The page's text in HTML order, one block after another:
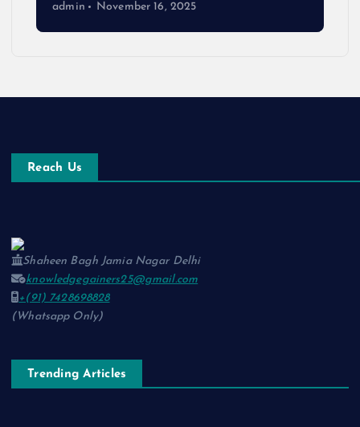
admin November 16, 2025
Reach Us
Shaheen Bagh Jamia Nagar Delhi
knowledgegainers25@gmail.com
+(91) 7428698828
(Whatsapp Only)
Trending Articles